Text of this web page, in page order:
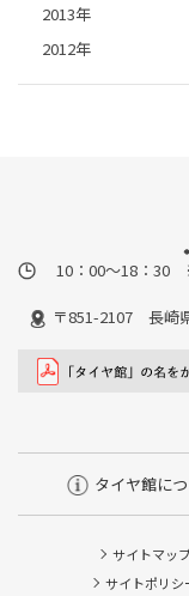
2013年
2012年
10：00～18：30
〒851-2107 長崎
タイヤ館に
サイトマッ
サイトポリシ